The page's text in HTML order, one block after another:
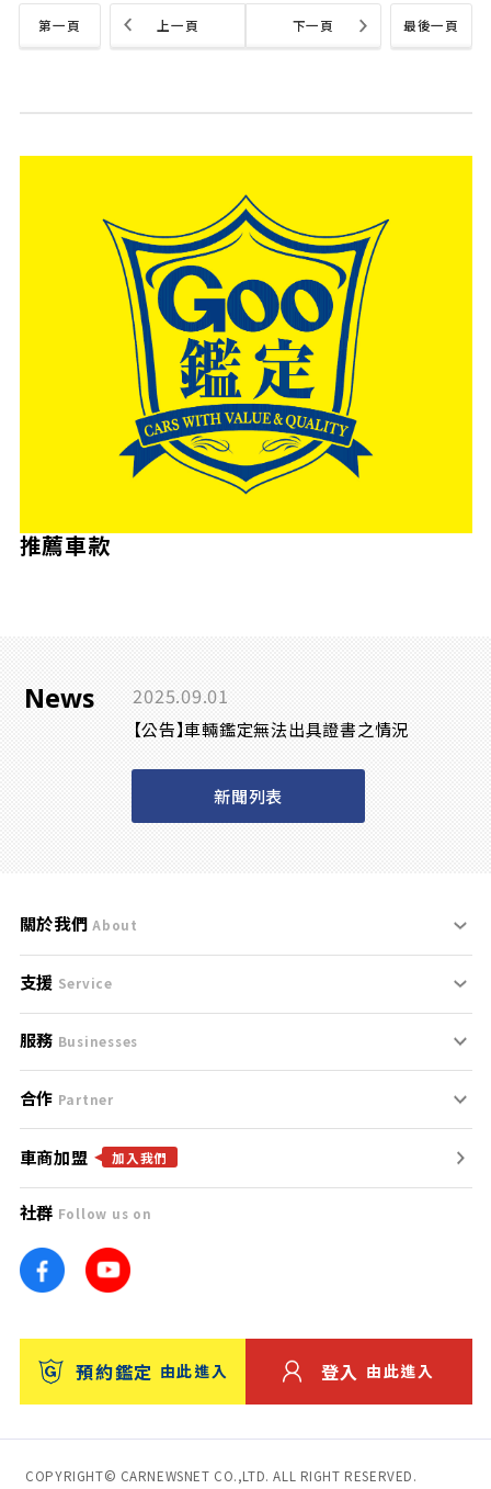
第一頁 最後一頁
上一頁 下一頁
推薦車款
News 2025.09.01
【公告】車輛鑑定無法出具證書之情況
新聞列表
關於我們 About
刊登規範
服務條款
免責聲明
隱私權政策
團隊
車訊網
台灣優良中古車商大獎
支援 Service
支援中心
聯絡我們
服務 Businesses
什麼是Goo鑑定？
找好車
找好店
找海外車
消費者評價
保固
合作 Partner
合作夥伴
廣告合作
車商加盟 加入我們
社群 Follow us on
預約鑑定 由此進入 登入 由此進入
COPYRIGHT© CARNEWSNET CO.,LTD. ALL RIGHT RESERVED.